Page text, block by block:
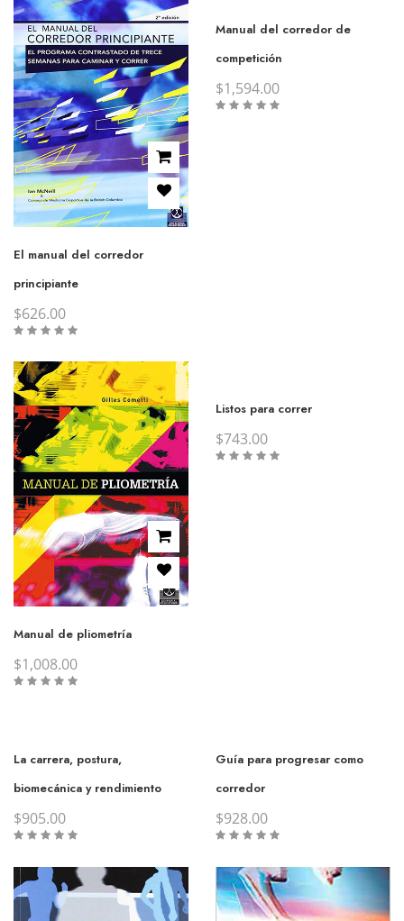
El manual del corredor
principiante
$626.00
Manual del corredor de
competición
$1,594.00
Manual de pliometría
$1,008.00
Listos para correr
$743.00
La carrera, postura,
biomecánica y rendimiento
$905.00
Guía para progresar como
corredor
$928.00